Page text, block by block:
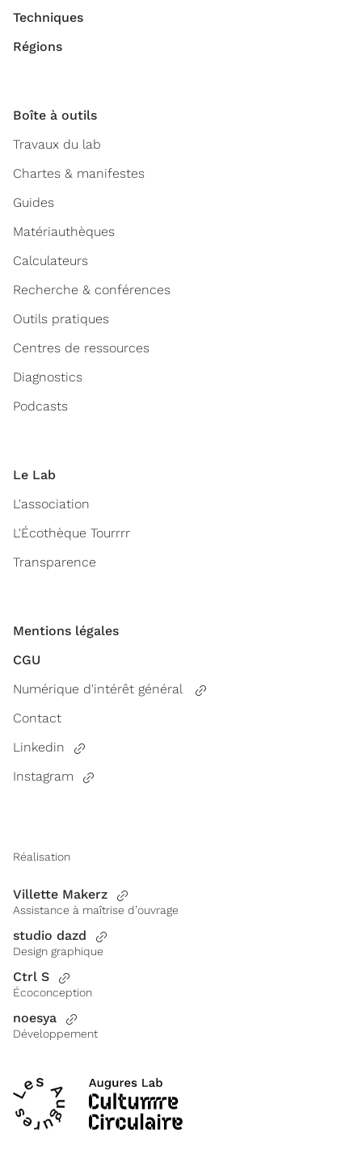
Techniques
Régions
Boîte à outils
Travaux du lab
Chartes & manifestes
Guides
Matériauthèques
Calculateurs
Recherche & conférences
Outils pratiques
Centres de ressources
Diagnostics
Podcasts
Le Lab
L'association
L'Écothèque Tourrrr
Transparence
Mentions légales
CGU
Numérique d'intérêt général
Contact
Linkedin
Instagram
Réalisation
Villette Makerz
Assistance à maîtrise d’ouvrage
studio dazd
Design graphique
Ctrl S
Écoconception
noesya
Développement